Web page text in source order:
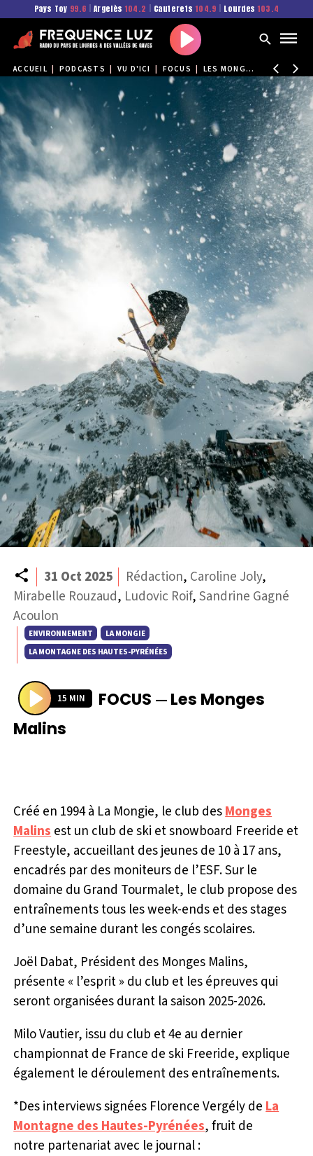
Pays Toy 99.6 Argelès 104.2 Cauterets 104.9 Lourdes 103.4
Play
ACCUEIL PODCASTS VU D'ICI FOCUS LES MONGES MALINS
Partager
31 Oct 2025 Rédaction, Caroline Joly,
Mirabelle Rouzaud, Ludovic Roif,Sandrine Gagné
Acoulon
ENVIRONNEMENT
LA MONGIE
LA MONTAGNE DES HAUTES-PYRÉNÉES
P
l
15 MIN FOCUS —Les Monges
Malins
Créé en 1994 à La Mongie, le club desMonges
Malinsest un club de ski et snowboard Freeride et
Freestyle, accueillant des jeunes de 10 à 17 ans,
encadrés par des moniteurs de l’ESF. Sur le
domaine du Grand Tourmalet, le club propose des
entraînements tous les week-ends et des stages
d’une semaine durant les congés scolaires.
Joël Dabat, Président des Monges Malins,
présente « l’esprit » du club et les épreuves qui
seront organisées durant la saison 2025-2026.
Milo Vautier, issu du club et 4e au dernier
championnat de France de ski Freeride, explique
également le déroulement des entraînements.
*Des interviews signées Florence Vergély deLa
Montagne des Hautes-Pyrénées, fruit de
notre partenariat avec le journal :